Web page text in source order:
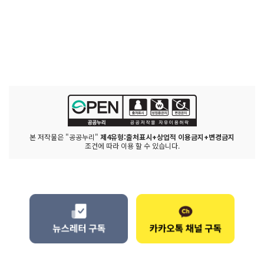
본 저작물은 "공공누리" 제4유형:출처표시+상업적 이용금지+변경금지
조건에 따라 이용 할 수 있습니다.